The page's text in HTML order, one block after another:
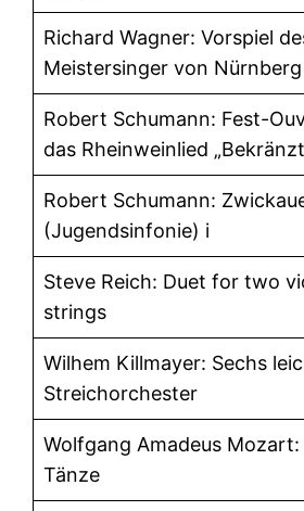
Richard Wagner: Vorspiel
Meistersinger von Nürnberg
Robert Schumann: Fest-
das Rheinweinlied
Robert Schumann:
(Jugendsinfonie) i
Steve Reich: Duet for two
strings
Wilhem Killmayer: Sechs
Streichorchester
Wolfgang Amadeus
Tänze